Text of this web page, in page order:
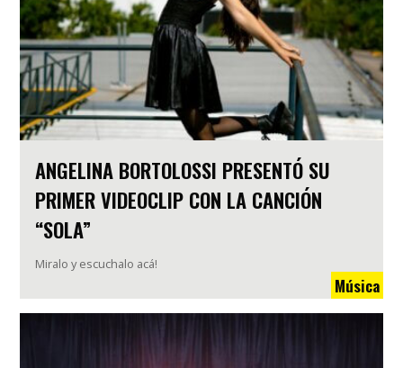
ANGELINA BORTOLOSSI PRESENTÓ SU
PRIMER VIDEOCLIP CON LA CANCIÓN
“SOLA”
Miralo y escuchalo acá!
Música